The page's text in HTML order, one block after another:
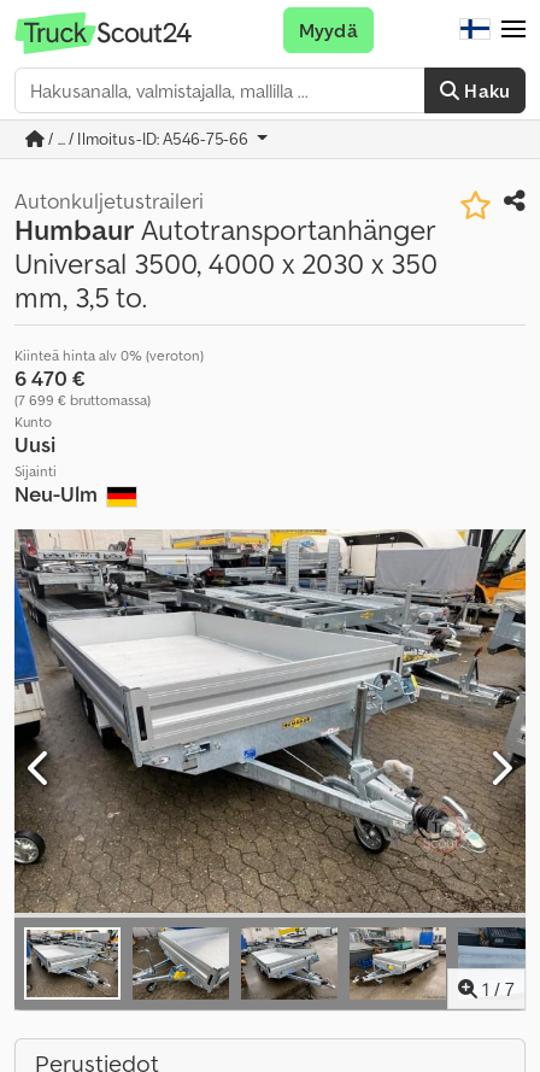
Haku
Myydä
/ ... / Ilmoitus-ID: A546-75-66
Autonkuljetustraileri
HumbaurAutotransportanhänger
Universal 3500, 4000 x 2030 x 350
mm, 3,5 to.
Kiinteä hinta alv 0% (veroton)
6 470 €
(7 699 € bruttomassa)
Kunto
Uusi
Sijainti
Neu-Ulm
1 / 7
Perustiedot